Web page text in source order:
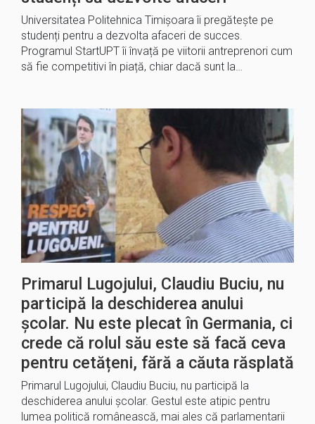
Universitatea Politehnica Timișoara îi pregătește pe
studenți pentru a dezvolta afaceri de succes.
Programul StartUPT îi învață pe viitorii antreprenori cum
să fie competitivi în piață, chiar dacă sunt la…
Primarul Lugojului, Claudiu Buciu, nu
participă la deschiderea anului
școlar. Nu este plecat în Germania, ci
crede că rolul său este să facă ceva
pentru cetățeni, fără a căuta răsplată
Primarul Lugojului, Claudiu Buciu, nu participă la
deschiderea anului școlar. Gestul este atipic pentru
lumea politică românească, mai ales că parlamentarii